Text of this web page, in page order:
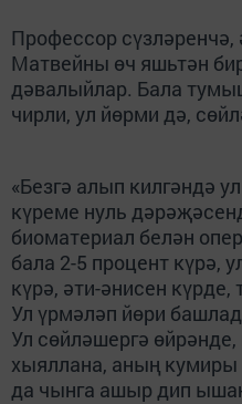
Профессор сүзләренчә,
Матвейны өч яшьтән
дәвалыйлар. Бала
чирли, ул йөрми дә,
«Безгә алып килгәндә
күреме нуль
биоматериал белән
бала 2-5 процент күрә,
күрә, әти-әнисен күрде,
Ул үрмәләп йөри
Ул сөйләшергә
хыяллана, аның кумиры
да чынга ашыр дип